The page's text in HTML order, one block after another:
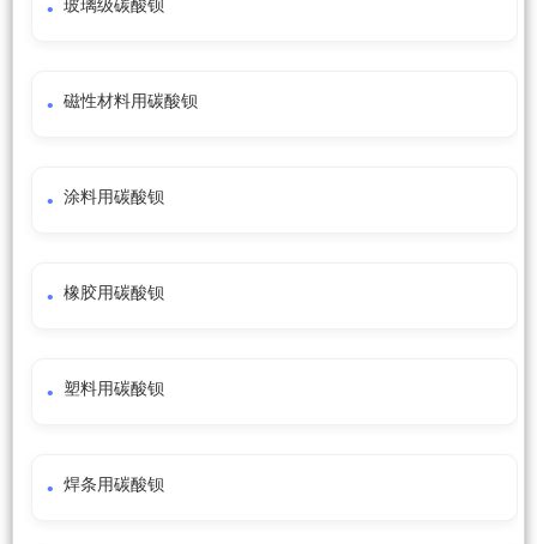
玻璃级碳酸钡
磁性材料用碳酸钡
涂料用碳酸钡
橡胶用碳酸钡
塑料用碳酸钡
焊条用碳酸钡